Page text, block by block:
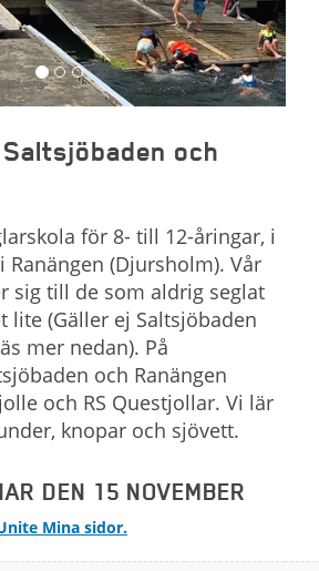
och
för 8- till 12-åringar, i
Ranängen (Djursholm). Vår
sig till de som aldrig seglat
lite (Gäller ej Saltsjöbaden
mer nedan). På
och Ranängen
och RS Questjollar. Vi lär
knopar och sjövett.
DEN 15 NOVEMBER
Mina sidor.